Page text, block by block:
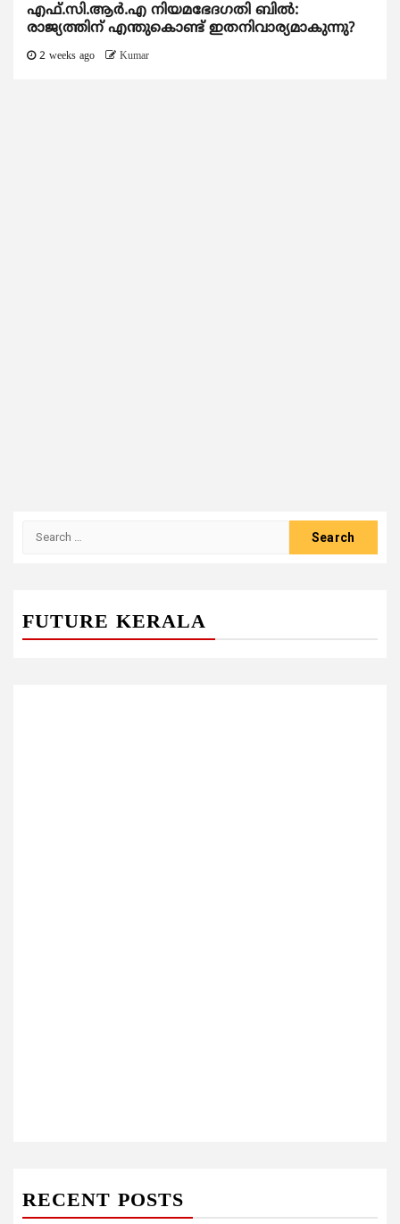
എഫ്.സി.ആര്‍.എ നിയമഭേദഗതി ബില്‍:
രാജ്യത്തിന് എന്തുകൊണ്ട് ഇതനിവാര്യമാകുന്നു?
2 weeks ago Kumar
FUTURE KERALA
RECENT POSTS